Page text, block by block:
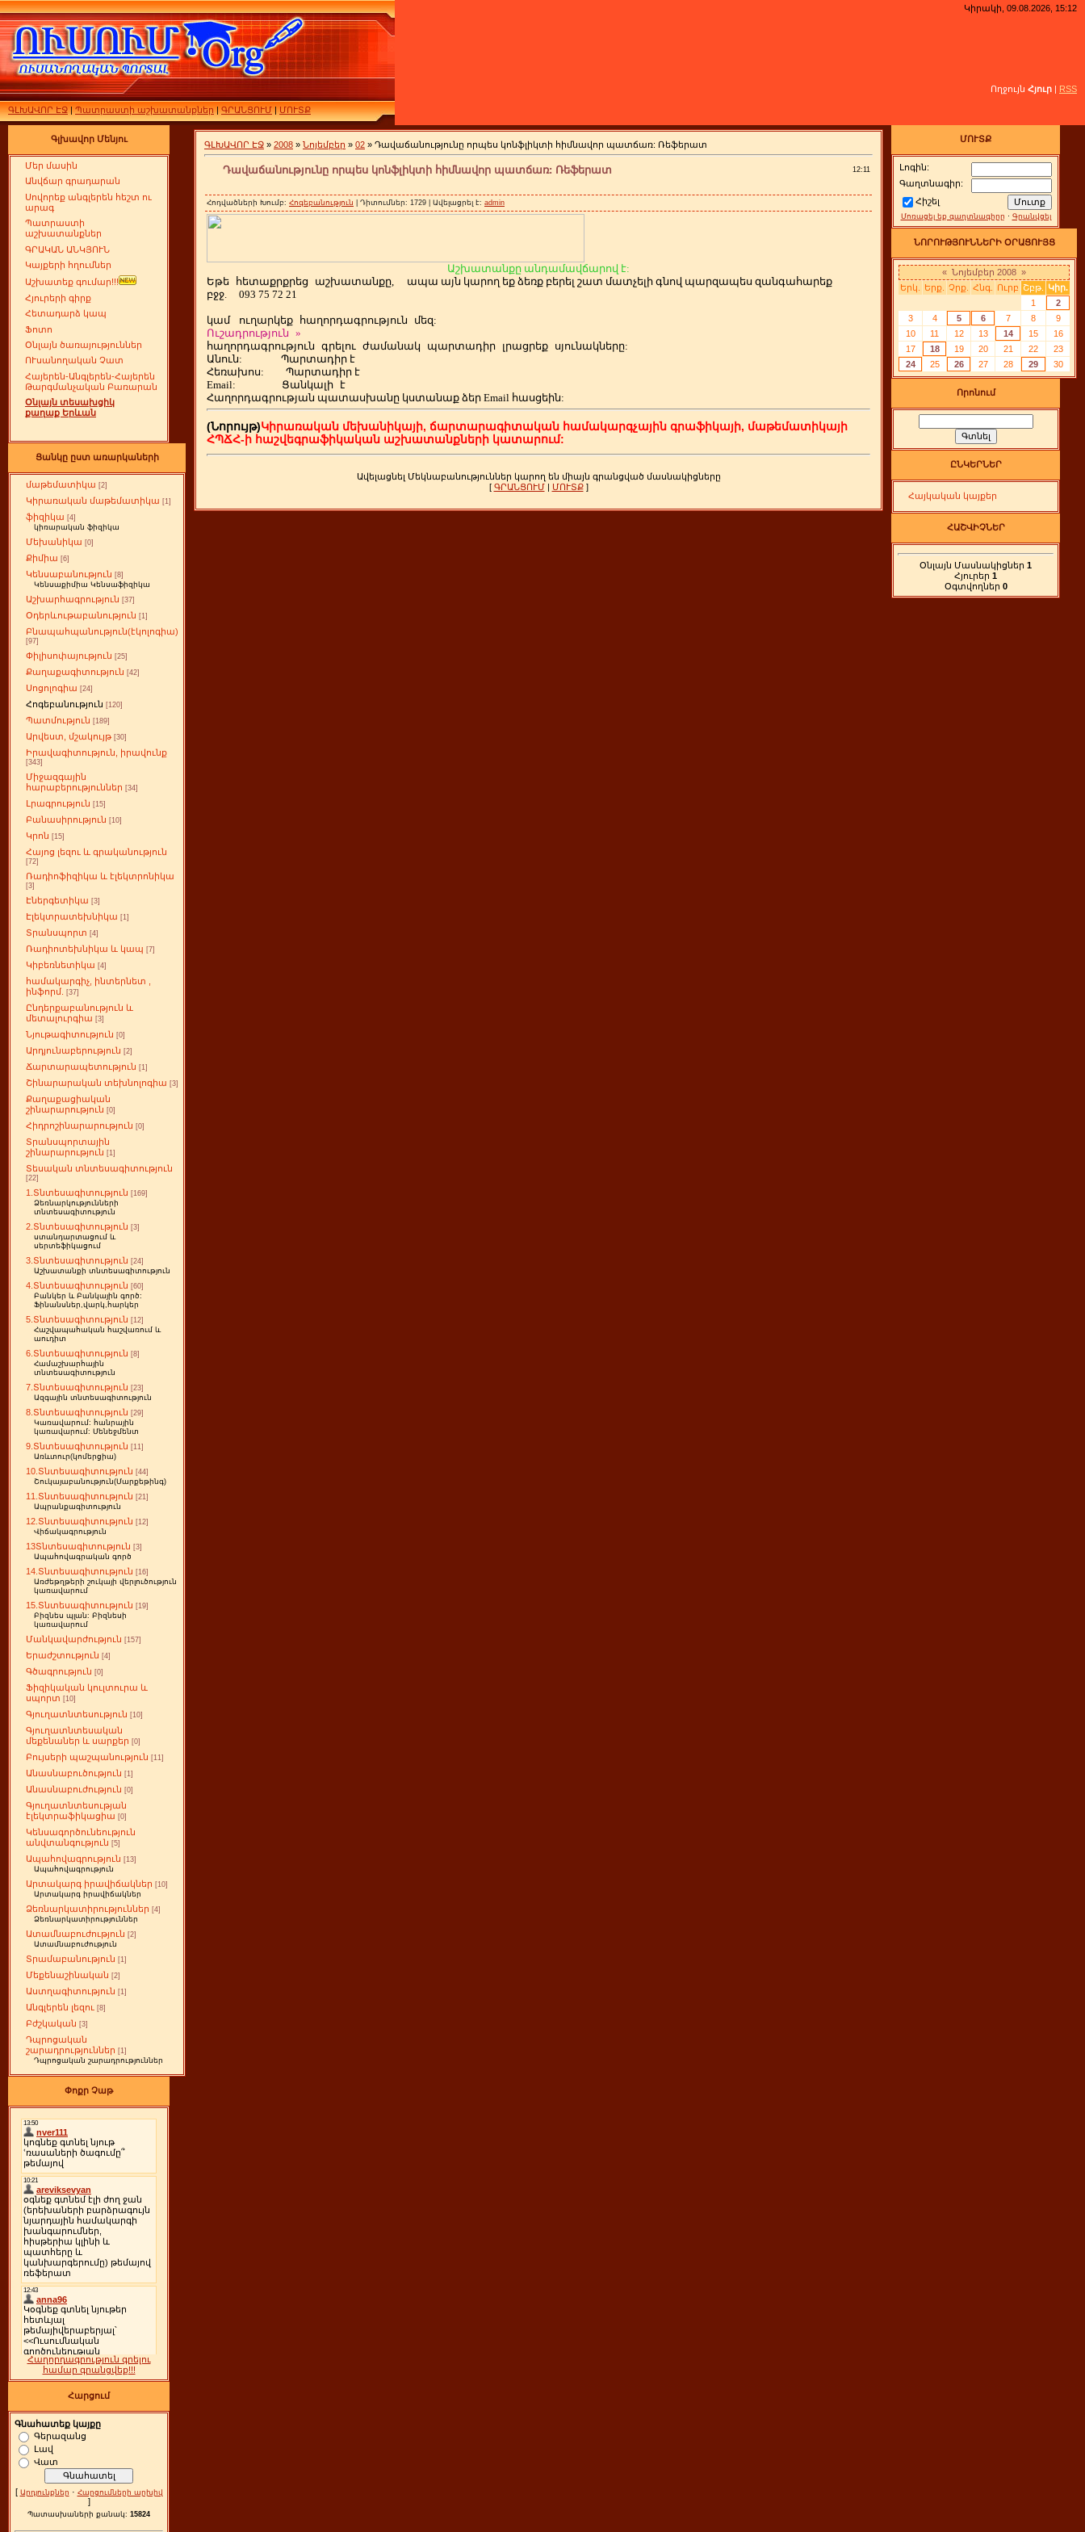
ԳԼԽԱՎՈՐ ԷՋ|Պատրաստի աշխատանքներ|ԳՐԱՆՑՈՒՄ|ՄՈՒՏՔ
Կիրակի, 09.08.2026, 15:12
Ողջույն Հյուր | RSS
Գլխավոր Մենյու
Մեր մասին
Անվճար գրադարան
Սովորեք անգլերեն հեշտ ու
արագ
Պատրաստի
աշխատանքներ
ԳՐԱԿԱՆ ԱՆԿՅՈՒՆ
Կայքերի հղումներ
Աշխատեք գումար!!!
Հյուրերի գիրք
Հետադարձ կապ
Ֆոտո
Օնլայն ծառայություններ
ՈՒսանողական Չատ
Հայերեն-Անգլերեն-Հայերեն
Թարգմանչական Բառարան
Օնլայն տեսախցիկ
քաղաք Երևան
Ցանկը ըստ առարկաների
մաթեմատիկա [2]
Կիրառական մաթեմատիկա [1]
ֆիզիկա [4]
կիռարական ֆիզիկա
Մեխանիկա [0]
Քիմիա [6]
Կենսաբանություն [8]
Կենսաքիմիա Կենսաֆիզիկա
Աշխարհագրություն [37]
Օդերևութաբանություն [1]
Բնապահպանություն(էկոլոգիա)
[97]
Փիլիսոփայություն [25]
Քաղաքագիտություն [42]
Սոցոլոգիա [24]
Հոգեբանություն [120]
Պատմություն [189]
Արվեստ, մշակույթ [30]
Իրավագիտություն, իրավունք
[343]
Միջազգային
հարաբերություններ [34]
Լրագրություն [15]
Բանասիրություն [10]
Կրոն [15]
Հայոց լեզու և գրականություն
[72]
Ռադիոֆիզիկա և էլեկտրոնիկա
[3]
Էներգետիկա [3]
Էլեկտրատեխնիկա [1]
Տրանսպորտ [4]
Ռադիոտեխնիկա և կապ [7]
Կիբեռնետիկա [4]
համակարգիչ, ինտերնետ ,
ինֆորմ.
[37]
Ընդերքաբանություն և
մետալուրգիա [3]
Նյութագիտություն [0]
Արդյունաբերություն [2]
Ճարտարապետություն [1]
Շինարարական տեխնոլոգիա [3]
Քաղաքացիական
շինարարություն [0]
Հիդրոշինարարություն [0]
Տրանսպորտային
շինարարություն [1]
Տեսական տնտեսագիտություն
[22]
1.Տնտեսագիտություն [169]
Ձեռնարկությունների
տնտեսագիտություն
2.Տնտեսագիտություն [3]
ստանդարտացում և
սերտեֆիկացում
3.Տնտեսագիտություն [24]
Աշխատանքի տնտեսագիտություն
4.Տնտեսագիտություն [60]
Բանկեր և Բանկային գործ:
Ֆինանսներ,վարկ,հարկեր
5.Տնտեսագիտություն [12]
Հաշվապահական հաշվառում և
աուդիտ
6.Տնտեսագիտություն [8]
Համաշխարհային
տնտեսագիտություն
7.Տնտեսագիտություն [23]
Ազգային տնտեսագիտություն
8.Տնտեսագիտություն [29]
Կառավարում: հանրային
կառավարում: Մենեջմենտ
9.Տնտեսագիտություն [11]
Առևտուր(կոմերցիա)
10.Տնտեսագիտություն [44]
Շուկայաբանություն(Մարքեթինգ)
11.Տնտեսագիտություն [21]
Ապրանքագիտություն
12.Տնտեսագիտություն [12]
Վիճակագրություն
13Տնտեսագիտություն [3]
Ապահովագրական գործ
14.Տնտեսագիտություն [16]
Առժեթղթերի շուկայի վերլուծություն
կառավարում
15.Տնտեսագիտություն [19]
Բիզնես պլան: Բիզնեսի
կառավարում
Մանկավարժություն [157]
Երաժշտություն [4]
Գծագրություն [0]
Ֆիզիկական կուլտուրա և
սպորտ [10]
Գյուղատնտեսություն [10]
Գյուղատնտեսական
մեքենաներ և սարքեր [0]
Բույսերի պաշպանություն [11]
Անասնաբուծություն [1]
Անասնաբուժություն [0]
Գյուղատնտեսության
էլեկտրաֆիկացիա [0]
Կենսագործունեություն
անվտանգություն [5]
Ապահովագրություն [13]
Ապահովագրություն
Արտակարգ իրավիճակներ [10]
Արտակարգ իրավիճակներ
Ձեռնարկատիրություններ [4]
Ձեռնարկատիրություններ
Ատամնաբուժություն [2]
Ատամնաբուժություն
Տրամաբանություն [1]
Մեքենաշինական [2]
Աստղագիտություն [1]
Անգլերեն լեզու [8]
Բժշկական [3]
Դպրոցական
շարադրություններ [1]
Դպրոցական շարադրություններ
Փոքր Չաթ
Հաղորդագրություն գրելու
համար գրանցվեք!!!
Հարցում
Գնահատեք կայքը
Գերազանց
Լավ
Վատ
[ Արդյունքներ · Հարցումների արխիվ
]
Պատասխաների քանակ: 15824
ԳԼԽԱՎՈՐ ԷՋ » 2008 » Նոյեմբեր » 02 » Դավաճանությունը որպես կոնֆլիկտի հիմնավոր պատճառ: Ռեֆերատ
Դավաճանությունը որպես կոնֆլիկտի հիմնավոր պատճառ: Ռեֆերատ 12:11
Հոդվածների Խումբ: Հոգեբանություն | Դիտումներ: 1729 | Ավելացրել է: admin
Աշխատանքը անդամավճարով է:
Եթե հետաքրքրեց աշխատանքը,
ապա այն կարող եք ձեռք բերել շատ մատչելի գնով պարզապես զանգահարեք
բջջ.
093 75 72 21
կամ ուղարկեք հաղորդագրություն
մեզ:
Ուշադրություն »
հաղորդագրություն գրելու ժամանակ պարտադիր լրացրեք սյունակները:
Անուն:
Պարտադիր է
Հեռախոս: Պարտադիր է
Email: Ցանկալի է
Հաղորդագրության պատասխանը կստանաք ձեր Email հասցեին:
(Նորույթ)Կիրառական մեխանիկայի, ճարտարագիտական համակարգչային գրաֆիկայի, մաթեմատիկայի
ՀՊՃՀ-ի հաշվեգրաֆիկական աշխատանքների կատարում:
Ավելացնել Մեկնաբանություններ կարող են միայն գրանցված մասնակիցները
[ ԳՐԱՆՑՈՒՄ| ՄՈՒՏՔ]
ՄՈՒՏՔ
Լոգին:
Գաղտնագիր:
Հիշել
Մոռացել եք գաղտնագիրը · Գրանվցել
ՆՈՐՈՒԹՅՈՒՆՆԵՐԻ ՕՐԱՑՈՒՅՑ
« Նոյեմբեր 2008 »
Երկ.
Երք. Չրք. Հնգ. Ուրբ Շբթ.
Կիր.
1
2
3
4 5 6 7 8
9
10
11 12 13 14 15
16
17
18 19 20 21 22
23
24
25 26 27 28 29 30
Որոնում
ԸՆԿԵՐՆԵՐ
Հայկական կայքեր
ՀԱՇՎԻՉՆԵՐ
Օնլայն Մասնակիցներ 1
Հյուրեր 1
Օգտվողներ 0